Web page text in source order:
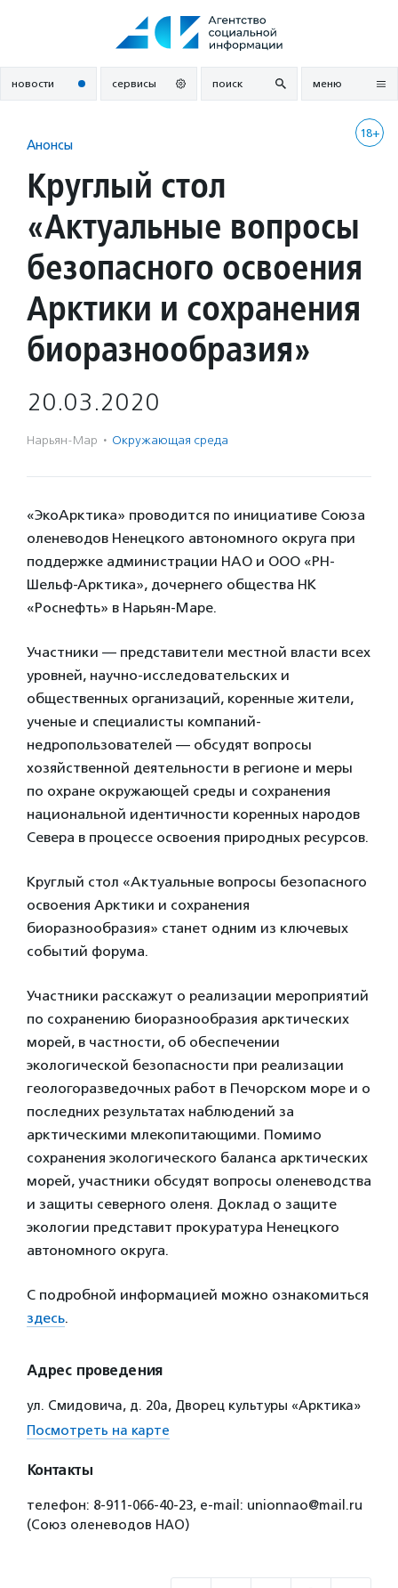
новости сервисы поиск меню
18+
Анонсы
Круглый стол
«Актуальные вопросы
безопасного освоения
Арктики и сохранения
биоразнообразия»
20.03.2020
Нарьян-Мар · Окружающая среда
«ЭкоАрктика» проводится по инициативе Союза
оленеводов Ненецкого автономного округа при
поддержке администрации НАО и ООО «РН-
Шельф-Арктика», дочернего общества НК
«Роснефть» в Нарьян-Маре.
Участники — представители местной власти всех
уровней, научно-исследовательских и
общественных организаций, коренные жители,
ученые и специалисты компаний-
недропользователей — обсудят вопросы
хозяйственной деятельности в регионе и меры
по охране окружающей среды и сохранения
национальной идентичности коренных народов
Севера в процессе освоения природных ресурсов.
Круглый стол «Актуальные вопросы безопасного
освоения Арктики и сохранения
биоразнообразия» станет одним из ключевых
событий форума.
Участники расскажут о реализации мероприятий
по сохранению биоразнообразия арктических
морей, в частности, об обеспечении
экологической безопасности при реализации
геологоразведочных работ в Печорском море и о
последних результатах наблюдений за
арктическими млекопитающими. Помимо
сохранения экологического баланса арктических
морей, участники обсудят вопросы оленеводства
и защиты северного оленя. Доклад о защите
экологии представит прокуратура Ненецкого
автономного округа.
С подробной информацией можно ознакомиться
здесь.
Адрес проведения
ул. Смидовича, д. 20а, Дворец культуры «Арктика»
Посмотреть на карте
Контакты
телефон: 8-911-066-40-23, е-mail: unionnao@mail.ru
(Союз оленеводов НАО)